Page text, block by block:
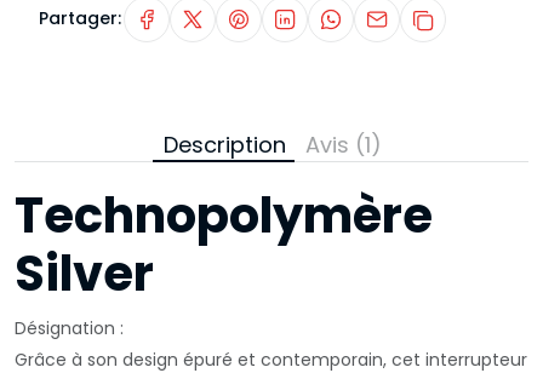
Partager:
Description Avis (1)
Technopolymère
Silver
Désignation :
Grâce à son design épuré et contemporain, cet interrupteur